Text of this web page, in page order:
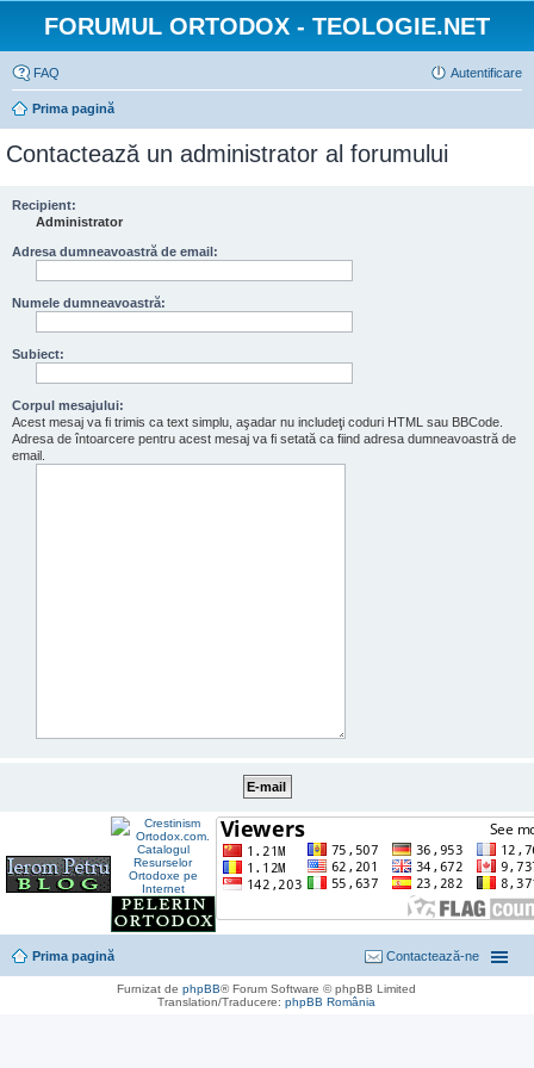
FORUMUL ORTODOX - TEOLOGIE.NET
FAQ Autentificare
Prima pagină
Contactează un administrator al forumului
Recipient:
Administrator
Adresa dumneavoastră de email:
Numele dumneavoastră:
Subiect:
Corpul mesajului:
Acest mesaj va fi trimis ca text simplu, aşadar nu includeţi coduri HTML sau BBCode.
Adresa de întoarcere pentru acest mesaj va fi setată ca fiind adresa dumneavoastră de
email.
Prima pagină Contactează-ne
Furnizat dephpBB® Forum Software © phpBB Limited
Translation/Traducere:phpBB România